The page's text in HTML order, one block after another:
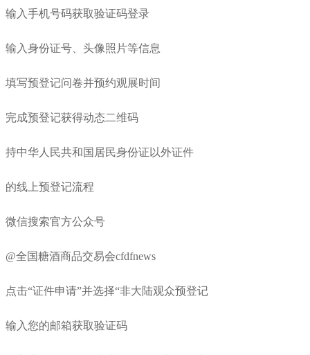
输入手机号码获取验证码登录
输入身份证号、头像照片等信息
填写预登记问卷并预约观展时间
完成预登记获得动态二维码
持中华人民共和国居民身份证以外证件
的线上预登记流程
微信搜索官方公众号
@全国糖酒商品交易会cfdfnews
点击“证件申请”并选择“非大陆观众预登记
输入您的邮箱获取验证码